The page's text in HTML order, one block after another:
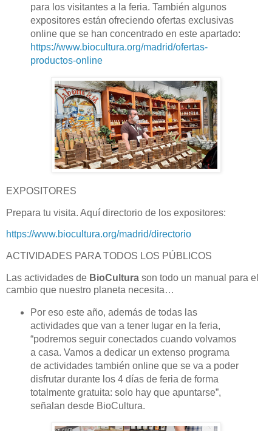
para los visitantes a la feria. También algunos
expositores están ofreciendo ofertas exclusivas
online que se han concentrado en este apartado:
https://www.biocultura.org/madrid/ofertas-
productos-online
EXPOSITORES
Prepara tu visita. Aquí directorio de los expositores:
https://www.biocultura.org/madrid/directorio
ACTIVIDADES PARA TODOS LOS PÚBLICOS
Las actividades de BioCultura son todo un manual para el
cambio que nuestro planeta necesita…
Por eso este año, además de todas las
actividades que van a tener lugar en la feria,
“podremos seguir conectados cuando volvamos
a casa. Vamos a dedicar un extenso programa
de actividades también online que se va a poder
disfrutar durante los 4 días de feria de forma
totalmente gratuita: solo hay que apuntarse”,
señalan desde BioCultura.